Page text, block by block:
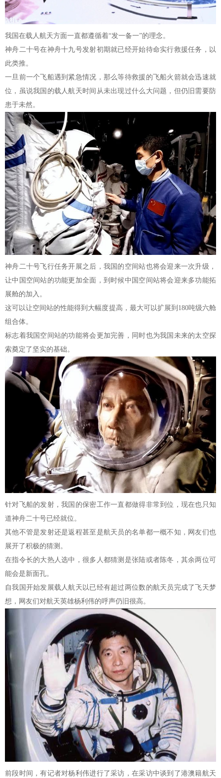
我国在载人航天方面一直都遵循着“发一备一”的理念。
神舟二十号在神舟十九号发射初期就已经开始待命实行救援任务，以
此类推。
一旦前一个飞船遇到紧急情况，那么等待救援的飞船火箭就会迅速就
位，虽说我国的载人航天时间从未出现过什么大问题，但仍旧需要防
患于未然。
神舟二十号飞行任务开展之后，我国的空间站也将会迎来一次升级，
让中国空间站的功能更加全面，到时候中国空间站将会迎来多功能拓
展舱的加入。
这可以让空间站的性能得到大幅度提高，最大可以扩展到180吨级六舱
组合体。
标志着我国空间站的功能将会更加完善，同时也为我国未来的太空探
索奠定了坚实的基础。
针对飞船的发射，我国的保密工作一直都做得非常到位，现在也只知
道神舟二十号已经就位。
其他不管是发射还是返程甚至是航天员的名单都一概不知，网友们也
展开了积极的猜测。
在指令长的大热人选中，很多人都猜测是张陆或者陈冬，其余两位可
能会是新面孔。
自我国开始发展载人航天以已经有超过两位数的航天员完成了飞天梦
想，网友们对航天英雄杨利伟的呼声仍旧很高。
前段时间，有记者对杨利伟进行了采访，在采访中谈到了港澳籍航天